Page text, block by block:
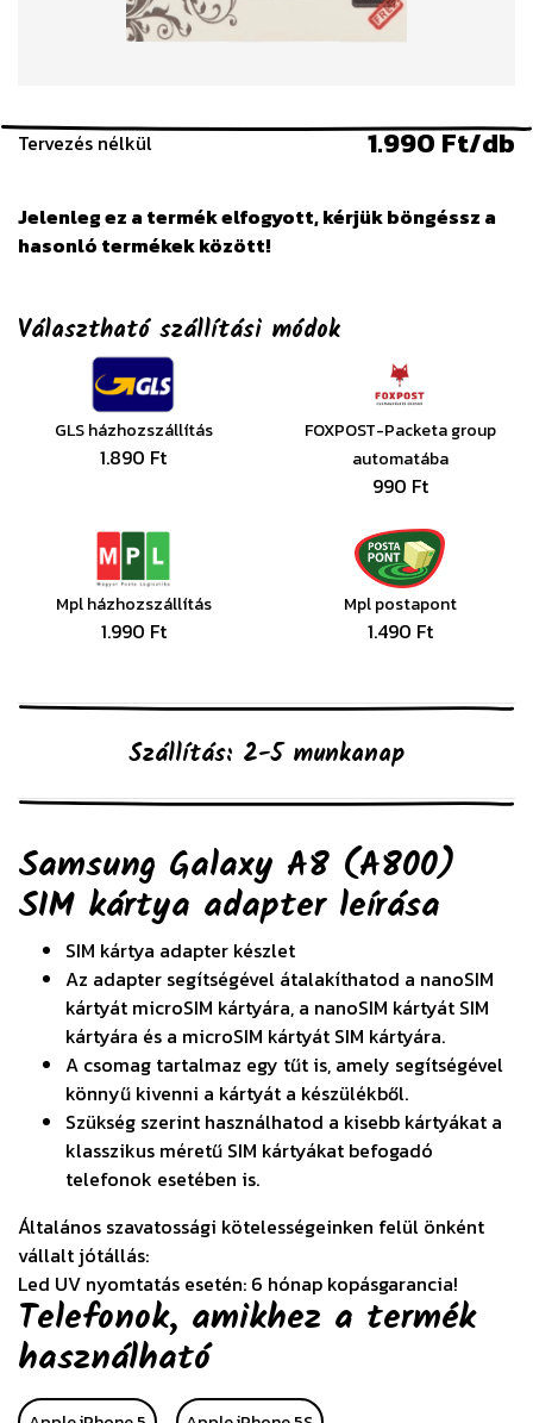
Tervezés nélkül 1.990 Ft/db
Jelenleg ez a termék elfogyott, kérjük böngéssz a
hasonló termékek között!
Választható szállítási módok
GLS házhozszállítás
1.890 Ft
FOXPOST-Packeta group
automatába
990 Ft
Mpl házhozszállítás
1.990 Ft
Mpl postapont
1.490 Ft
Szállítás: 2-5 munkanap
Samsung Galaxy A8 (A800)
SIM kártya adapter leírása
SIM kártya adapter készlet
Az adapter segítségével átalakíthatod a nanoSIM
kártyát microSIM kártyára, a nanoSIM kártyát SIM
kártyára és a microSIM kártyát SIM kártyára.
A csomag tartalmaz egy tűt is, amely segítségével
könnyű kivenni a kártyát a készülékből.
Szükség szerint használhatod a kisebb kártyákat a
klasszikus méretű SIM kártyákat befogadó
telefonok esetében is.
Általános szavatossági kötelességeinken felül önként
vállalt jótállás:
Led UV nyomtatás esetén: 6 hónap kopásgarancia!
Telefonok, amikhez a termék
használható